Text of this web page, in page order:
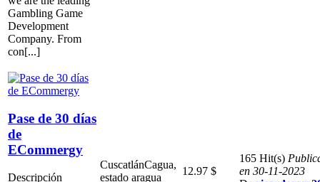
Gambling Game
Development
Company. From
con[...]
Pase de 30 días
de
ECommergy
Descripción
CuscatlánCagua,
estado aragua
12.97 $
165 Hit(s)
en 30-11-2023